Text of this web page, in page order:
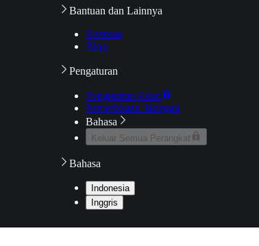
Bantuan dan Lainnya
Bantuan
Blog
Pengaturan
Pengaturan Akun
Pemeriksaan Jaringan
Bahasa
Keluar Semua Perangkat
Bahasa
Indonesia
Inggris